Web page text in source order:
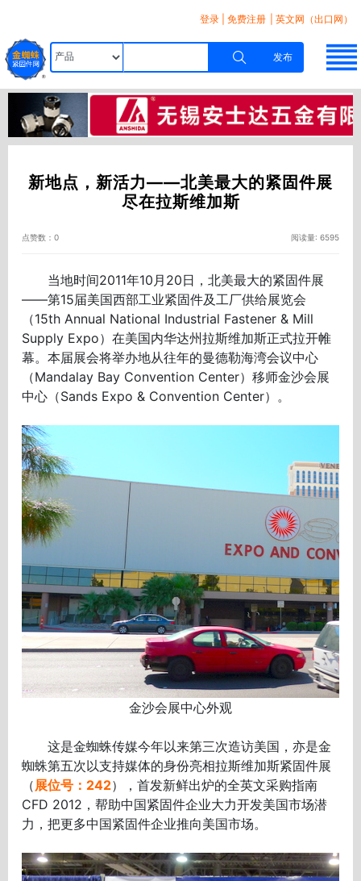
登录 免费注册 | 英文网（出口网）
发布
新地点，新活力——北美最大的紧固件展
尽在拉斯维加斯
点赞数：0 阅读量: 6595
当地时间2011年10月20日，北美最大的紧固件展
——第15届美国西部工业紧固件及工厂供给展览会
（15th Annual National Industrial Fastener & Mill
Supply Expo）在美国内华达州拉斯维加斯正式拉开帷
幕。本届展会将举办地从往年的曼德勒海湾会议中心
（Mandalay Bay Convention Center）移师金沙会展
中心（Sands Expo & Convention Center）。
金沙会展中心外观
这是金蜘蛛传媒今年以来第三次造访美国，亦是金
蜘蛛第五次以支持媒体的身份亮相拉斯维加斯紧固件展
（ 展位号：242），首发新鲜出炉的全英文采购指南
CFD 2012，帮助中国紧固件企业大力开发美国市场潜
力，把更多中国紧固件企业推向美国市场。